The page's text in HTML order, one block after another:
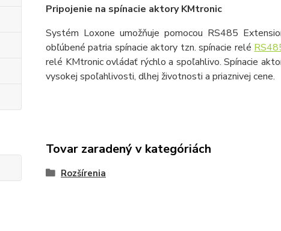
Pripojenie na spínacie aktory KMtronic
Systém Loxone umožňuje pomocou RS485
obľúbené patria spínacie aktory tzn. spínacie relé
relé KMtronic ovládať rýchlo a spoľahlivo. Spínacie
vysokej spoľahlivosti, dlhej životnosti a priaznivej cene.
Tovar zaradený v kategóriách
Rozšírenia